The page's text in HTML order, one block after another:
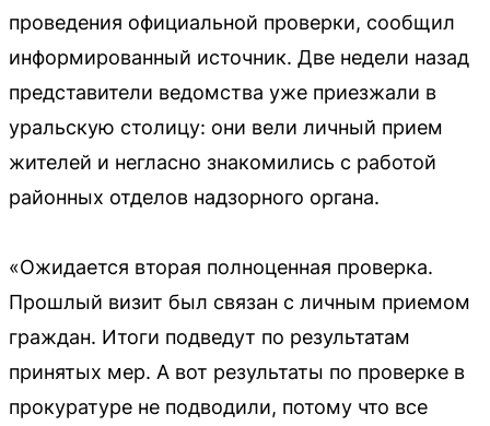
проведения официальной проверки, сообщил
информированный источник. Две недели назад
представители ведомства уже приезжали в
уральскую столицу: они вели личный прием
жителей и негласно знакомились с работой
районных отделов надзорного органа.
«Ожидается вторая полноценная проверка.
Прошлый визит был связан с личным приемом
граждан. Итоги подведут по результатам
принятых мер. А вот результаты по проверке в
прокуратуре не подводили, потому что все